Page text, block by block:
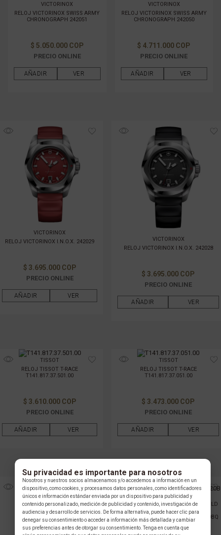
VICTORINOX
RELOJ VICTORINOX SWISS ARMY
CHRONOGRAPH 242051
$ 5.050.000 COP
PRECIO ONLINE
AÑADIR VER
VICTORINOX
RELOJ VICTORINOX SWISS ARMY
CHRONOGRAPH 242050
$ 4.711.000 COP
PRECIO ONLINE
AÑADIR VER
VICTORINOX
RELOJ VICTORINOX I.N.O.X. 242029
$ 3.695.000 COP
PRECIO ONLINE
AÑADIR VER
VICTORINOX
RELOJ VICTORINOX I.N.O.X. 242028
$ 3.695.000 COP
PRECIO ONLINE
AÑADIR VER
TISSOT
RELOJ TISSOT T-RACE
T141.817.37.501.00
$ 3.610.000 COP
PRECIO ONLINE
AÑADIR VER
TISSOT
RELOJ TISSOT T-RACE
T141.817.37.051.00
$ 3.473.000 COP
PRECIO ONLINE
AÑADIR VER
NORQAIN
RELOJ NORQAIN INDEPENDENCE WILD
ONE
NNQ3000QBR2AS/B013/3W1RBR1.20BQ
Su privacidad es importante para nosotros
Nosotros y nuestros socios almacenamos y/o accedemos a información en un
dispositivo, como cookies, y procesamos datos personales, como identificadores
únicos e información estándar enviada por un dispositivo para publicidad y
contenido personalizado, medición de publicidad y contenido, investigación de
audiencia y desarrollo de servicios. De forma alternativa, puede hacer clic para
denegar su consentimiento o acceder a información más detallada y cambiar
sus preferencias antes de otorgar su consentimiento. Tenga en cuenta que